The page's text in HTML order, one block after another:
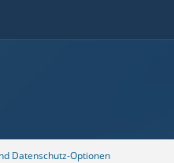
Datenschutz-Optionen